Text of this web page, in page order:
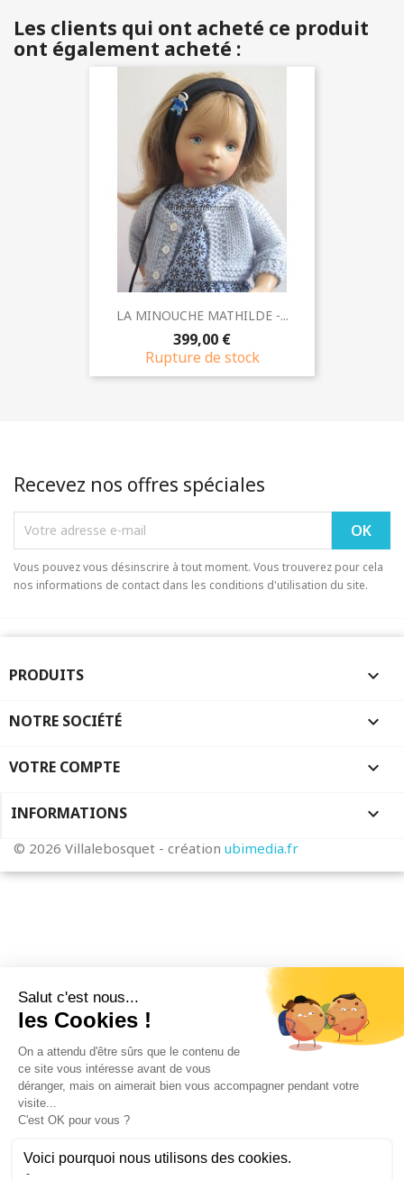
Les clients qui ont acheté ce produit
ont également acheté :
LA MINOUCHE MATHILDE -...
399,00 €
Rupture de stock
Recevez nos offres spéciales
Vous pouvez vous désinscrire à tout moment. Vous trouverez pour cela
nos informations de contact dans les conditions d'utilisation du site.
PRODUITS 
NOTRE SOCIÉTÉ 
VOTRE COMPTE 
INFORMATIONS keyboard_arrow_down
© 2026 Villalebosquet - création ubimedia.fr